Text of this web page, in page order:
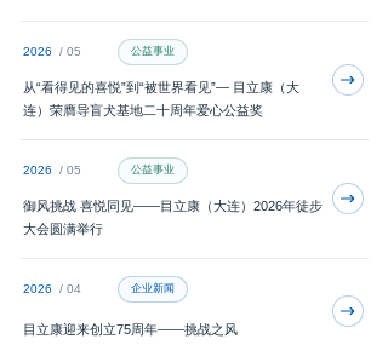
2026 / 05 公益事业
从“看得见的喜悦”到“被世界看见”— 目立康（大
连）荣膺导盲犬基地二十周年爱心公益奖
2026 / 05 公益事业
御风挑战 喜悦同见——目立康（大连）2026年徒步
大会圆满举行
2026 / 04 企业新闻
目立康迎来创立75周年——挑战之风